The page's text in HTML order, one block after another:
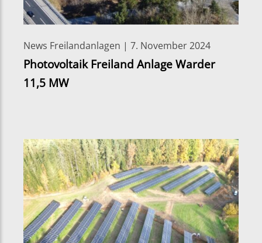
News Freilandanlagen | 7. November 2024
Photovoltaik Freiland Anlage Warder
11,5 MW